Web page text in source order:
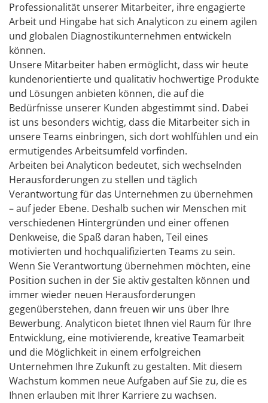
Professionalität unserer Mitarbeiter, ihre engagierte
Arbeit und Hingabe hat sich Analyticon zu einem agilen
und globalen Diagnostikunternehmen entwickeln
können.
Unsere Mitarbeiter haben ermöglicht, dass wir heute
kundenorientierte und qualitativ hochwertige Produkte
und Lösungen anbieten können, die auf die
Bedürfnisse unserer Kunden abgestimmt sind. Dabei
ist uns besonders wichtig, dass die Mitarbeiter sich in
unsere Teams einbringen, sich dort wohlfühlen und ein
ermutigendes Arbeitsumfeld vorfinden.
Arbeiten bei Analyticon bedeutet, sich wechselnden
Herausforderungen zu stellen und täglich
Verantwortung für das Unternehmen zu übernehmen
– auf jeder Ebene. Deshalb suchen wir Menschen mit
verschiedenen Hintergründen und einer offenen
Denkweise, die Spaß daran haben, Teil eines
motivierten und hochqualifizierten Teams zu sein.
Wenn Sie Verantwortung übernehmen möchten, eine
Position suchen in der Sie aktiv gestalten können und
immer wieder neuen Herausforderungen
gegenüberstehen, dann freuen wir uns über Ihre
Bewerbung. Analyticon bietet Ihnen viel Raum für Ihre
Entwicklung, eine motivierende, kreative Teamarbeit
und die Möglichkeit in einem erfolgreichen
Unternehmen Ihre Zukunft zu gestalten. Mit diesem
Wachstum kommen neue Aufgaben auf Sie zu, die es
Ihnen erlauben mit Ihrer Karriere zu wachsen.